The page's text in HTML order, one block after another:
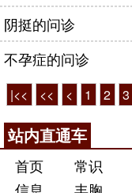
阴挺的问诊
不孕症的问诊
|<< << < 1 2 3
站内直通车
首页 常识